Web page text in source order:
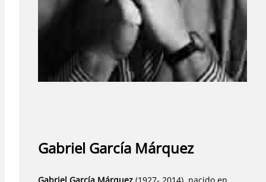
Gabriel García Márquez